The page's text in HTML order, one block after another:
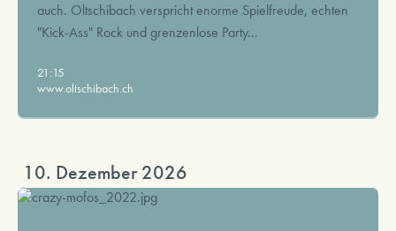
auch. Oltschibach verspricht enorme Spielfreude, echten
"Kick-Ass" Rock und grenzenlose Party...
21:15
www.oltschibach.ch
10. Dezember 2026